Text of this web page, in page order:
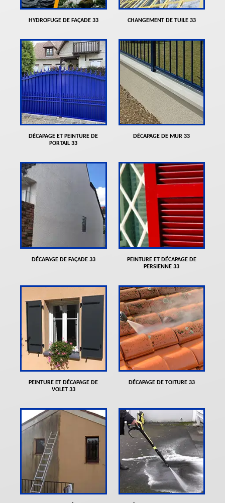
HYDROFUGE DE FAÇADE 33 CHANGEMENT DE TUILE 33
DÉCAPAGE ET PEINTURE DE
PORTAIL 33
DÉCAPAGE DE MUR 33
DÉCAPAGE DE FAÇADE 33
PEINTURE ET DÉCAPAGE DE
PERSIENNE 33
PEINTURE ET DÉCAPAGE DE
VOLET 33
DÉCAPAGE DE TOITURE 33